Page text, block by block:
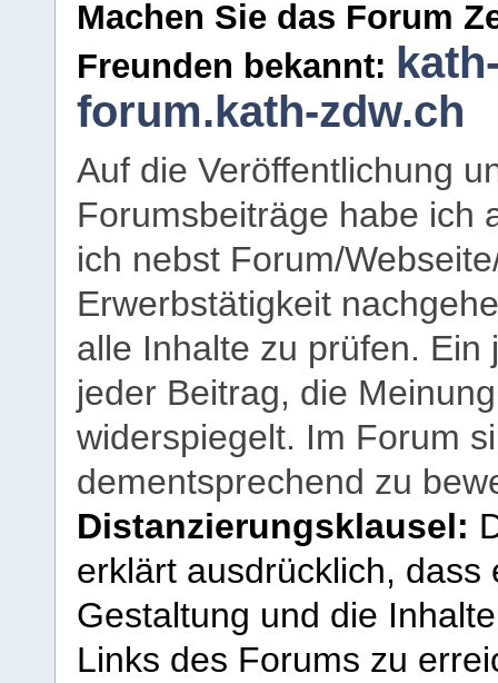
Machen Sie das Forum
Freunden bekannt:
forum.kath-zdw.ch
Auf die Veröffentlichung
Forumsbeiträge habe ich
ich nebst Forum/
Erwerbstätigkeit
alle Inhalte zu prüfen.
jeder Beitrag, die
widerspiegelt. Im Forum
dementsprechend zu
Distanzierungsklausel:
erklärt ausdrücklich,
Gestaltung und die
Links des Forums zu